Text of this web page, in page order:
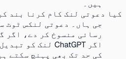
ہیں۔
کیا دعوتی لنک کام کرنا بند
جی ہاں۔ دعوتی لنکس ٹوٹ
رسائی منسوخ کر دے، اگر